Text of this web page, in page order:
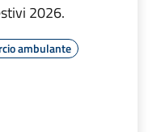
2026.
ambulante